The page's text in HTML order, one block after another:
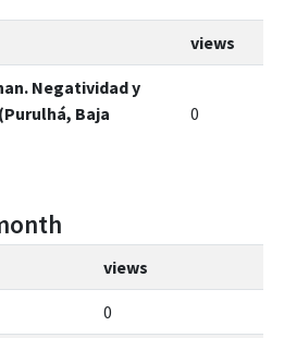
views
Negatividad y
Baja
0
views
0